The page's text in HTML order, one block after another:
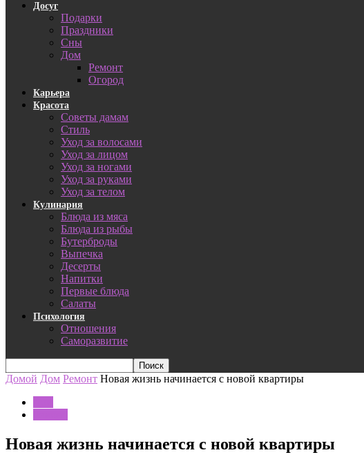
Досуг
Подарки
Праздники
Сны
Дом
Ремонт
Огород
Карьера
Красота
Советы дамам
Стиль
Уход за волосами
Уход за лицом
Уход за ногами
Уход за руками
Уход за телом
Кулинария
Блюда из мяса
Блюда из рыбы
Бутерброды
Выпечка
Десерты
Напитки
Первые блюда
Салаты
Психология
Отношения
Саморазвитие
Домой Дом Ремонт Новая жизнь начинается с новой квартиры
Новая жизнь начинается с новой квартиры